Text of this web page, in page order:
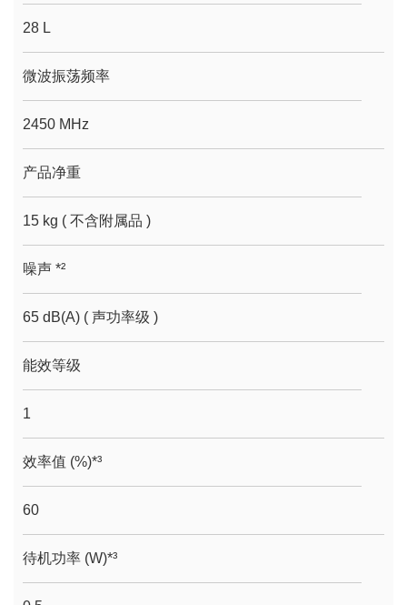
28 L
微波振荡频率
2450 MHz
产品净重
15 kg ( 不含附属品 )
噪声 *²
65 dB(A) ( 声功率级 )
能效等级
1
效率值 (%)*³
60
待机功率 (W)*³